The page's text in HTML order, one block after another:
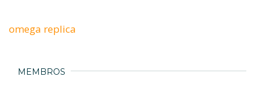
omega replica
MEMBROS